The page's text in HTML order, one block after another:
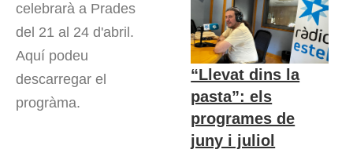
celebrarà a Prades
del 21 al 24 d'abril.
Aquí podeu
descarregar el
progràma.
“Llevat dins la
pasta”: els
programes de
juny i juliol